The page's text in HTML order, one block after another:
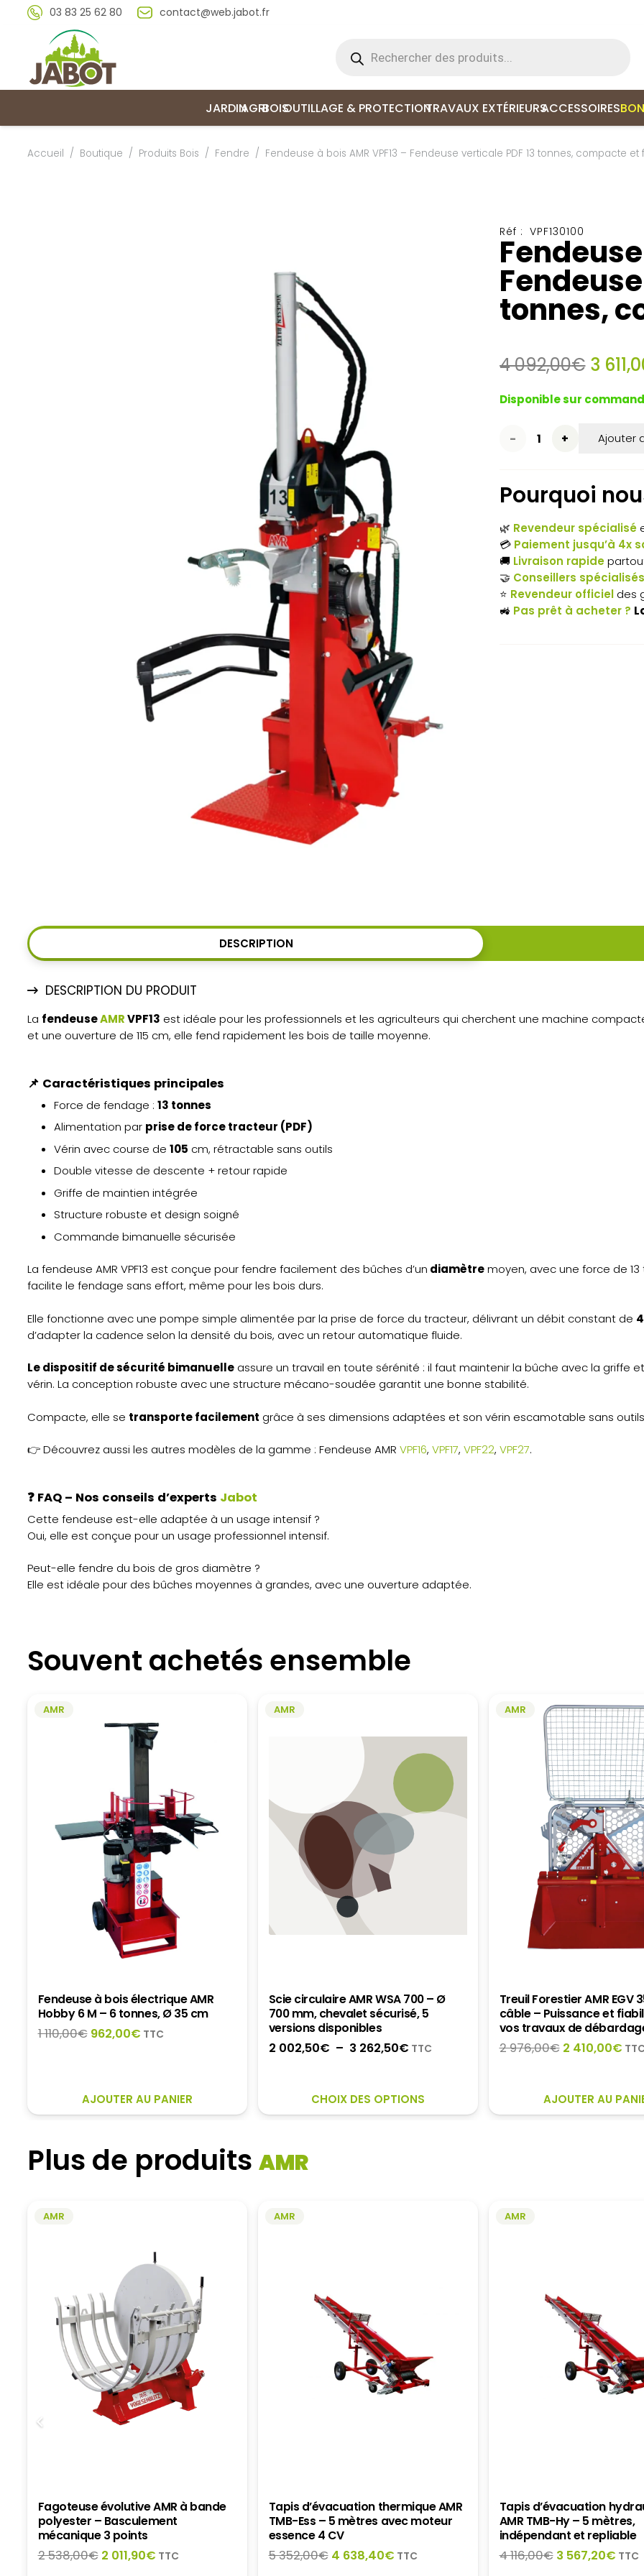
03 83 25 62 80 contact@web.jabot.fr
produits
JARDINAGRIBOISOUTILLAGE & PROTECTIONTRAVAUX EXTÉRIEURSACCESSOIRES
Accueil / Boutique / Produits Bois / Fendre / Fendeuse à bois AMR VPF13 – Fendeuse verticale PDF 13 tonnes, compacte et
Réf : VPF130100
tonnes,
4 092,00€ Le
initial
4
3
Disponible sur
quantité
Fendeuse
bois
AMR
VPF13
Ajouter
Pourquoi
🌿 Revendeur spécialisé
💳 Paiement jusqu’à 4x
🚚 Livraison rapide
🤝 Conseillers spécialisés
⭐ Revendeur officieldes
🚜 Pas prêt à acheter ?
DESCRIPTION
DESCRIPTION DU PRODUIT
La fendeuseAMRVPF13 est idéale pour les professionnels et les agriculteurs qui cherchent une machine
et une ouverture de 115 cm, elle fend rapidement les bois de taille moyenne.
📌 Caractéristiques principales
Force de fendage : 13 tonnes
Alimentation par prise de force tracteur (PDF)
Vérin avec course de 105 cm, rétractable sans outils
Double vitesse de descente + retour rapide
Griffe de maintien intégrée
Structure robuste et design soigné
Commande bimanuelle sécurisée
La fendeuse AMR VPF13 est conçue pour fendre facilement des bûches d’un diamètremoyen, avec une force de 13
facilite le fendage sans effort, même pour les bois durs.
Elle fonctionne avec une pompe simple alimentée par la prise de force du tracteur, délivrant un débit constant de
d’adapter la cadence selon la densité du bois, avec un retour automatique fluide.
Le dispositif de sécurité bimanuelleassure un travail en toute sérénité : il faut maintenir la bûche avec la griffe
vérin. La conception robuste avec une structure mécano-soudée garantit une bonne stabilité.
Compacte, elle se transporte facilement grâce à ses dimensions adaptées et son vérin escamotable sans
👉 Découvrez aussi les autres modèles de la gamme : Fendeuse AMR VPF16, VPF17, VPF22, VPF27.
❓ FAQ – Nos conseils d’experts Jabot
Cette fendeuse est-elle adaptée à un usage intensif ?
Oui, elle est conçue pour un usage professionnel intensif.
Peut-elle fendre du bois de gros diamètre ?
Elle est idéale pour des bûches moyennes à grandes, avec une ouverture adaptée.
Souvent achetés ensemble
AMR
Fendeuse à bois électrique AMR
Hobby 6 M – 6 tonnes, Ø 35 cm
1 110,00€ Le
1
110,00€.
962,00€Le
962,00€.
TTC
AJOUTER AU PANIER
AMR
Scie circulaire AMR WSA 700 – Ø
700 mm, chevalet sécurisé, 5
versions disponibles
2 002,50€ – 3 262,50€Plage
2
002,50€
TTC
CHOIX DES OPTIONS
PRODUIT
AMR
Treuil Forestier AMR EGV
câble – Puissance et
vos travaux de
2 976,00€ Le
était :
2
2 410,00€Le
est
2
AJOUTER AU
Plus de produits AMR
AMR
Fagoteuse évolutive AMR à bande
polyester – Basculement
mécanique 3 points
2 538,00€ Le
2 011,90€Le
TTC
AMR
Tapis d’évacuation thermique AMR
TMB-Ess – 5 mètres avec moteur
essence 4 CV
5 352,00€ Le
4 638,40€Le
TTC
AMR
Tapis d’évacuation
AMR TMB-Hy – 5 mètres,
indépendant et repliable
4 116,00€ Le
3 567,20€Le
TTC